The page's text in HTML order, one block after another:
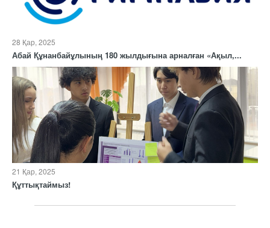
28 Қар, 2025
Абай Құнанбайұлының 180 жылдығына арналған «Ақыл,...
21 Қар, 2025
Құттықтаймыз!